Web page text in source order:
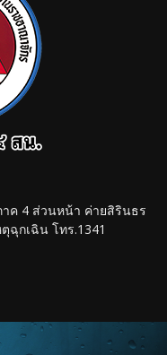
ค 4 ส่วนหน้า ค่ายสิรินธร
ฉุกเฉิน โทร.1341